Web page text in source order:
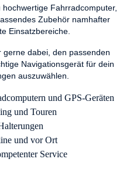
Fahrradcomputer,
Zubehör namhafter
Einsatzbereiche.
dabei, den passenden
Navigationsgerät für dein
auszuwählen.
und GPS-Geräten
und Touren
und vor Ort
Service